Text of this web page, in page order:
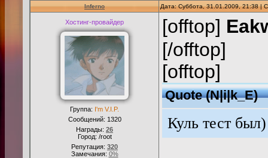
Inferno Дата: Суббота, 31.01.2009, 21:38 |
Хостинг-провайдер
Группа: I'm V.I.P.
Сообщений: 1320
Награды: 26
Город: /root
Репутация: 320
Замечания: 0%
[offtop]
[/offtop]
[offtop]
Quote(N|i|k_E)
Куль тест был)